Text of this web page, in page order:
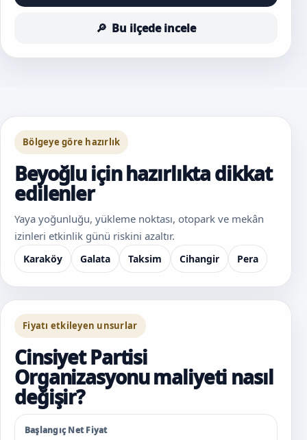
Bu ilçede incele
Bölgeye göre hazırlık
Beyoğlu için hazırlıkta dikkat
edilenler
Yaya yoğunluğu, yükleme noktası, otopark ve mekân
izinleri etkinlik günü riskini azaltır.
Karaköy Galata Taksim Cihangir Pera
Fiyatı etkileyen unsurlar
Cinsiyet Partisi
Organizasyonu maliyeti nasıl
değişir?
Başlangıç Net Fiyat